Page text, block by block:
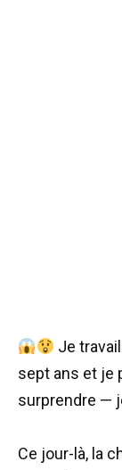
Je
sept ans et je
surprendre —
Ce jour-là, la